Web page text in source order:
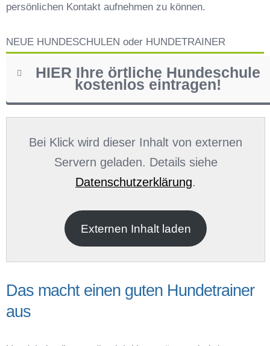
persönlichen Kontakt aufnehmen zu können.
NEUE HUNDESCHULEN oder HUNDETRAINER
HIER Ihre örtliche Hundeschule
kostenlos eintragen!
Bei Klick wird dieser Inhalt von externen
Servern geladen. Details siehe
Datenschutzerklärung.
Externen Inhalt laden
Das macht einen guten Hundetrainer
aus